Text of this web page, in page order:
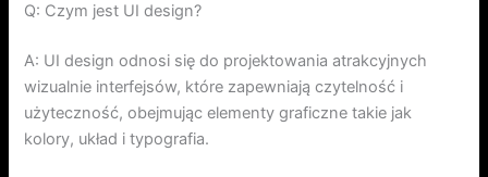
Q: Czym jest UI design?
A: UI design odnosi się do projektowania atrakcyjnych
wizualnie interfejsów, które zapewniają czytelność i
użyteczność, obejmując elementy graficzne takie jak
kolory, układ i typografia.